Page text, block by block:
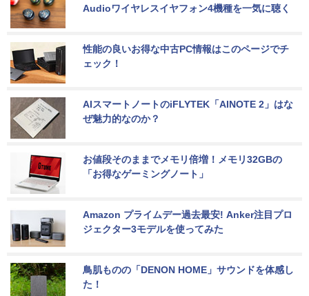
Audioワイヤレスイヤフォン4機種を一気に聴く
性能の良いお得な中古PC情報はこのページでチ
ェック！
AIスマートノートのiFLYTEK「AINOTE 2」はな
ぜ魅力的なのか？
お値段そのままでメモリ倍増！メモリ32GBの
「お得なゲーミングノート」
Amazon プライムデー過去最安! Anker注目プロ
ジェクター3モデルを使ってみた
鳥肌ものの「DENON HOME」サウンドを体感し
た！